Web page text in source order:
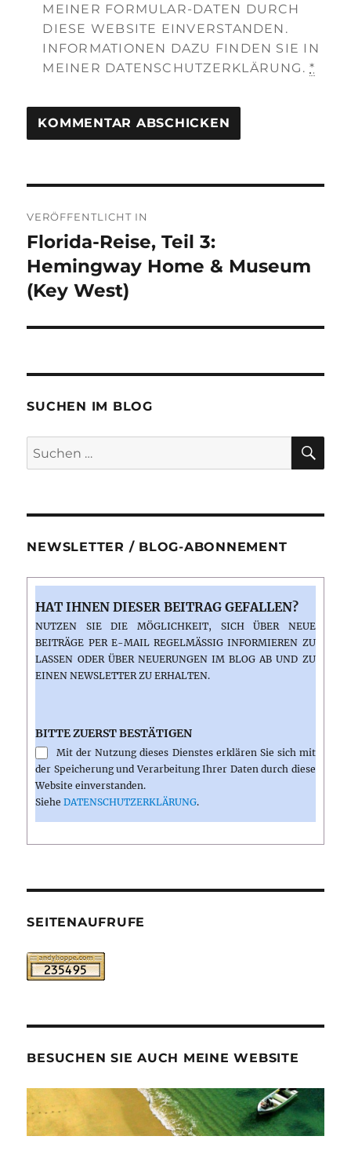
MEINER FORMULAR-DATEN DURCH
DIESE WEBSITE EINVERSTANDEN.
INFORMATIONEN DAZU FINDEN SIE IN
MEINER DATENSCHUTZERKLÄRUNG.*
VERÖFFENTLICHT IN
Florida-Reise, Teil 3:
Hemingway Home & Museum
(Key West)
SUCHEN IM BLOG
Suchen
nach:
NEWSLETTER / BLOG-ABONNEMENT
HAT IHNEN DIESER BEITRAG GEFALLEN?
NUTZEN SIE DIE MÖGLICHKEIT, SICH ÜBER NEUE
BEITRÄGE PER E-MAIL REGELMÄSSIG INFORMIEREN ZU L
ASSEN ODER ÜBER NEUERUNGEN IM BLOG AB UND ZU E
INEN NEWSLETTER ZU ERHALTEN.
BITTE ZUERST BESTÄTIGEN
Mit der Nutzung dieses Dienstes erklären Sie sich mit
der Speicherung und Verarbeitung Ihrer Daten durch diese
Website einverstanden.
SieheDATENSCHUTZERKLÄRUNG.
SEITENAUFRUFE
BESUCHEN SIE AUCH MEINE WEBSITE